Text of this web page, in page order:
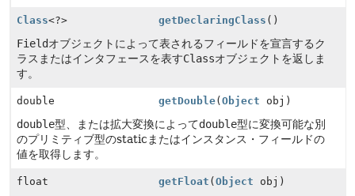
Class<?> getDeclaringClass ()
Fieldオブジェクトによって表されるフィールドを宣言するク
ラスまたはインタフェースを表すClassオブジェクトを返しま
す。
double getDouble(Object obj)
double型、または拡大変換によってdouble型に変換可能な別
のプリミティブ型のstaticまたはインスタンス・フィールドの
値を取得します。
float getFloat (Object obj)